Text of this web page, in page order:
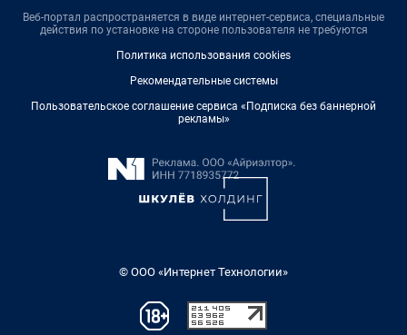
Веб-портал распространяется в виде интернет-сервиса, специальные
действия по установке на стороне пользователя не требуются
Политика использования cookies
Рекомендательные системы
Пользовательское соглашение сервиса «Подписка без баннерной
рекламы»
© ООО «Интернет Технологии»